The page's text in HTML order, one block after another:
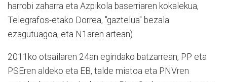
harrobi zaharra eta Azpikola baserriaren kokalekua,
Telegrafos-etako Dorrea, "gaztelua" bezala
ezagutuagoa, eta N1aren artean)
2011ko otsailaren 24an egindako batzarrean, PP eta
PSEren aldeko eta EB, talde mistoa eta PNVren